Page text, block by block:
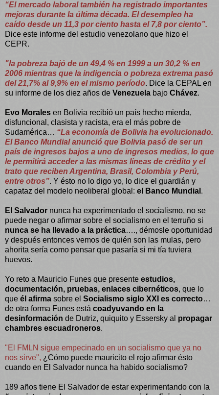
“El mercado laboral también ha registrado importantes
mejoras durante la última década. El desempleo ha
caído desde un 11,3 por ciento hasta el 7,8 por ciento”.
Dice este informe del estudio venezolano que hizo el
CEPR.
"la pobreza bajó de un 49,4 % en 1999 a un 30,2 % en
2006 mientras que la indigencia o pobreza extrema pasó
del 21,7% al 9,9% en el mismo período. Dice la CEPAL en
su informe de los diez años de Venezuela bajo Chávez.
Evo Morales en Bolivia recibió un país hecho mierda,
disfuncional, clasista y racista, era el más pobre de
Sudamérica… “La economía de Bolivia ha evolucionado.
El Banco Mundial anunció que Bolivia pasó de ser un
país de ingresos bajos a uno de ingresos medios, lo que
le permitirá acceder a las mismas líneas de crédito y el
trato que reciben Argentina, Brasil, Colombia y Perú,
entre otros”. Y ésto no lo digo yo, lo dice el guardián y
capataz del modelo neoliberal global: el Banco Mundial .
El Salvador nunca ha experimentado el socialismo, no se
puede negar o afirmar sobre el socialismo en el terruño si
nunca se ha llevado a la práctica…., démosle oportunidad
y después entonces vemos de quién son las mulas, pero
ahorita sería como pensar que pasaría si mi tía tuviera
huevos.
Yo reto a Mauricio Funes que presente estudios,
documentación, pruebas, enlaces cibernéticos, que lo
que él afirma sobre el Socialismo siglo XXI es correcto…
de otra forma Funes está coadyuvando en la
desinformación de Dutriz, quiquito y Essersky al propagar
chambres escuadroneros.
"El FMLN sigue empecinado en un socialismo que ya no
nos sirve", ¿Cómo puede mauricito el rojo afirmar ésto
cuando en El Salvador nunca ha habido socialismo?
189 años tiene El Salvador de estar experimentando con la